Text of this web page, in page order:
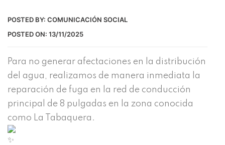
POSTED BY: COMUNICACIÓN SOCIAL
POSTED ON: 13/11/2025
Para no generar afectaciones en la distribución
del agua, realizamos de manera inmediata la
reparación de fuga en la red de conducción
principal de 8 pulgadas en la zona conocida
como La Tabaquera.